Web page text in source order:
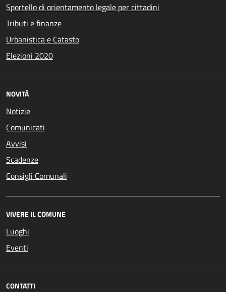
Sportello di orientamento legale per cittadini
Tributi e finanze
Urbanistica e Catasto
Elezioni 2020
NOVITÀ
Notizie
Comunicati
Avvisi
Scadenze
Consigli Comunali
VIVERE IL COMUNE
Luoghi
Eventi
CONTATTI